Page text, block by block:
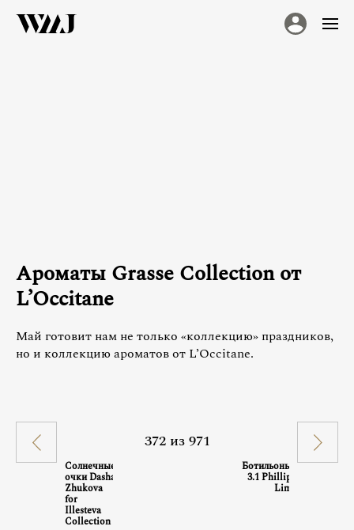
Ароматы Grasse Collection от
L’Occitane
Май готовит нам не только «коллекцию» праздников,
но и коллекцию ароматов от L’Occitane.
Солнечные
очки Dasha
Zhukova
for
Illesteva
Collection
372из971
Ботильоны
3.1 Phillip
Lim